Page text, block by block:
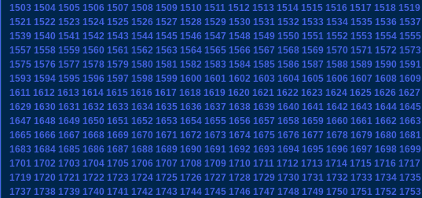
1503 1504 1505 1506 1507 1508 1509 1510 1511 1512 1513 1514 1515 1516 1517 1518 1519
1521 1522 1523 1524 1525 1526 1527 1528 1529 1530 1531 1532 1533 1534 1535 1536 1537
1539 1540 1541 1542 1543 1544 1545 1546 1547 1548 1549 1550 1551 1552 1553 1554 1555
1557 1558 1559 1560 1561 1562 1563 1564 1565 1566 1567 1568 1569 1570 1571 1572 1573
1575 1576 1577 1578 1579 1580 1581 1582 1583 1584 1585 1586 1587 1588 1589 1590 1591
1593 1594 1595 1596 1597 1598 1599 1600 1601 1602 1603 1604 1605 1606 1607 1608 1609
1611 1612 1613 1614 1615 1616 1617 1618 1619 1620 1621 1622 1623 1624 1625 1626 1627
1629 1630 1631 1632 1633 1634 1635 1636 1637 1638 1639 1640 1641 1642 1643 1644 1645
1647 1648 1649 1650 1651 1652 1653 1654 1655 1656 1657 1658 1659 1660 1661 1662 1663
1665 1666 1667 1668 1669 1670 1671 1672 1673 1674 1675 1676 1677 1678 1679 1680 1681
1683 1684 1685 1686 1687 1688 1689 1690 1691 1692 1693 1694 1695 1696 1697 1698 1699
1701 1702 1703 1704 1705 1706 1707 1708 1709 1710 1711 1712 1713 1714 1715 1716 1717
1719 1720 1721 1722 1723 1724 1725 1726 1727 1728 1729 1730 1731 1732 1733 1734 1735
1737 1738 1739 1740 1741 1742 1743 1744 1745 1746 1747 1748 1749 1750 1751 1752 1753